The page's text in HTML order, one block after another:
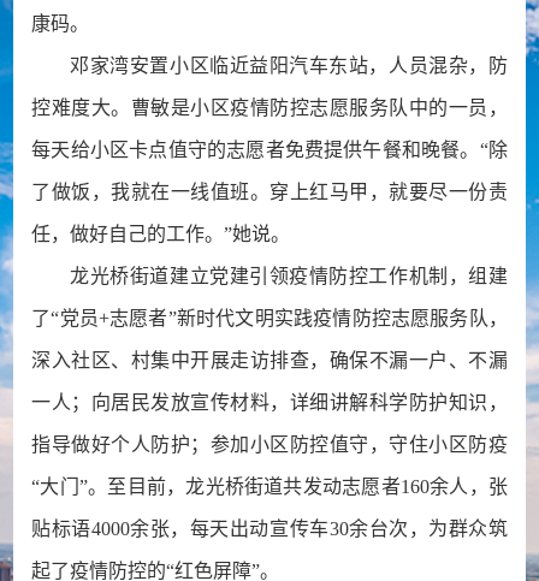
康码。
邓家湾安置小区临近益阳汽车东站，人员混杂，防
控难度大。曹敏是小区疫情防控志愿服务队中的一员，
每天给小区卡点值守的志愿者免费提供午餐和晚餐。“除
了做饭，我就在一线值班。穿上红马甲，就要尽一份责
任，做好自己的工作。”她说。
龙光桥街道建立党建引领疫情防控工作机制，组建
了“党员+志愿者”新时代文明实践疫情防控志愿服务队，
深入社区、村集中开展走访排查，确保不漏一户、不漏
一人；向居民发放宣传材料，详细讲解科学防护知识，
指导做好个人防护；参加小区防控值守，守住小区防疫
“大门”。至目前，龙光桥街道共发动志愿者160余人，张
贴标语4000余张，每天出动宣传车30余台次，为群众筑
起了疫情防控的“红色屏障”。